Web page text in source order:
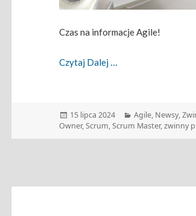
Czas na informacje Agile!
Czytaj Dalej
Data
publikacji
15 lipca 2024 Kategorie
Agile, Newsy,
Owner,Scrum,Scrum Master,zwinny